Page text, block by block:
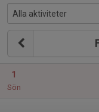
1
Sön